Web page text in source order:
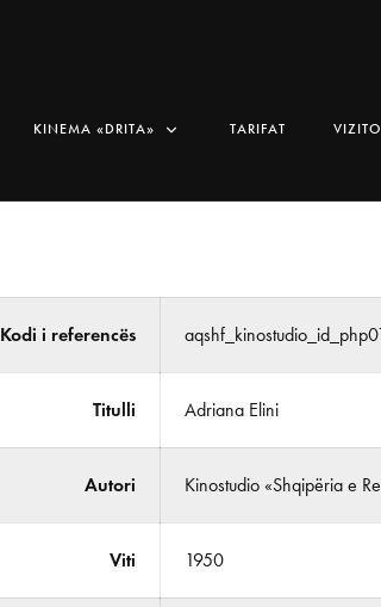
KINEMA «DRITA» TARIFAT
Kodi i referencës
Titulli Adriana Elini
Autori Kinostudio «Shqipëria e
Viti 1950